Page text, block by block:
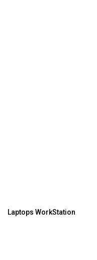
Laptops WorkStation